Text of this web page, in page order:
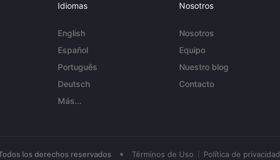
Idiomas
English
Español
Português
Deutsch
Más...
Nosotros
Nosotros
Equipo
Nuestro blog
Contacto
los derechos reservados • Términos de Uso Política de privacidad